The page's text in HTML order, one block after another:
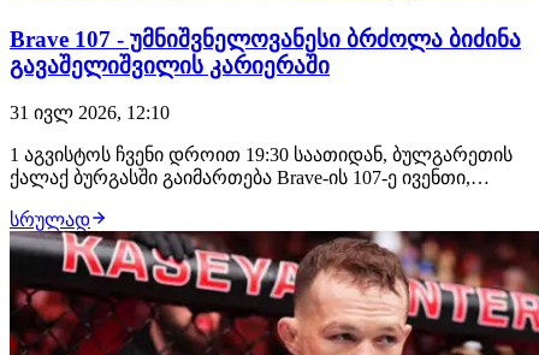
Brave 107 - უმნიშვნელოვანესი ბრძოლა ბიძინა
გავაშელიშვილის კარიერაში
31 ივლ 2026, 12:10
1 აგვისტოს ჩვენი დროით 19:30 საათიდან, ბულგარეთის
ქალაქ ბურგასში გაიმართება Brave-ის 107-ე ივენთი,
მებრძოლი: საღამოს თანამთავარ ჩხუბში ბიძინა
გავაშელიშვილის მოწინააღმდეგე იქნება ლუთანდო
ბიკო, უფრო ადრე კი პრელიმზე, რიგით მე-3 ბრძოლაში
ბაჩუკ…
სრულად